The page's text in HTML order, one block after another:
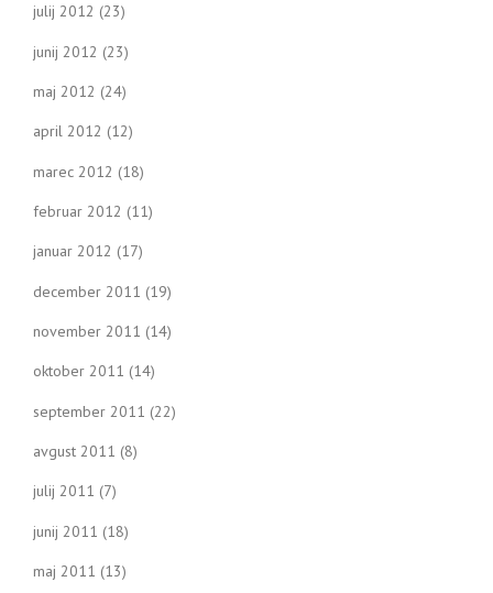
julij 2012 (23)
junij 2012 (23)
maj 2012 (24)
april 2012 (12)
marec 2012 (18)
februar 2012 (11)
januar 2012 (17)
december 2011 (19)
november 2011 (14)
oktober 2011 (14)
september 2011 (22)
avgust 2011 (8)
julij 2011 (7)
junij 2011 (18)
maj 2011 (13)